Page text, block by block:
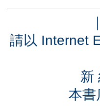
｜
請以 Internet
新
本書